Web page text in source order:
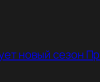
новый сезон